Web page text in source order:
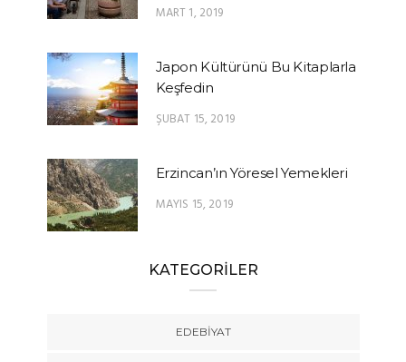
MART 1, 2019
Japon Kültürünü Bu Kitaplarla
Keşfedin
ŞUBAT 15, 2019
Erzincan’ın Yöresel Yemekleri
MAYIS 15, 2019
KATEGORİLER
EDEBIYAT